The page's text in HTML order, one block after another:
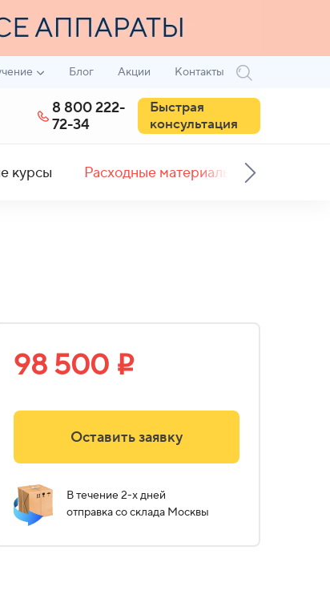
Блог Акции Контакты
8 800 222-
72-34
Быстрая
консультация
курсы Расходные материалы
98 500 i
Оставить заявку
В течение 2-х дней
отправка со склада Москвы